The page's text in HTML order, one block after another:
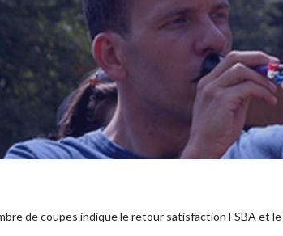
de coupes indique le retour satisfaction FSBA et